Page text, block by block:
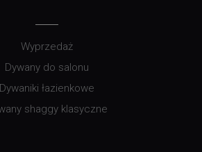
Wyprzedaż
Dywany do salonu
Dywaniki łazienkowe
shaggy klasyczne